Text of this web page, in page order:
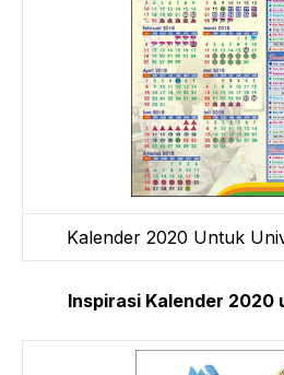
Kalender 2020 Untuk
Inspirasi Kalender 2020